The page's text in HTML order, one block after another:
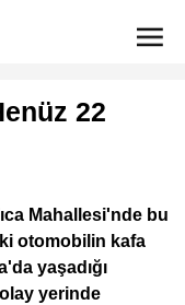
22
Mahallesi'nde bu
otomobilin kafa
yaşadığı
yerinde